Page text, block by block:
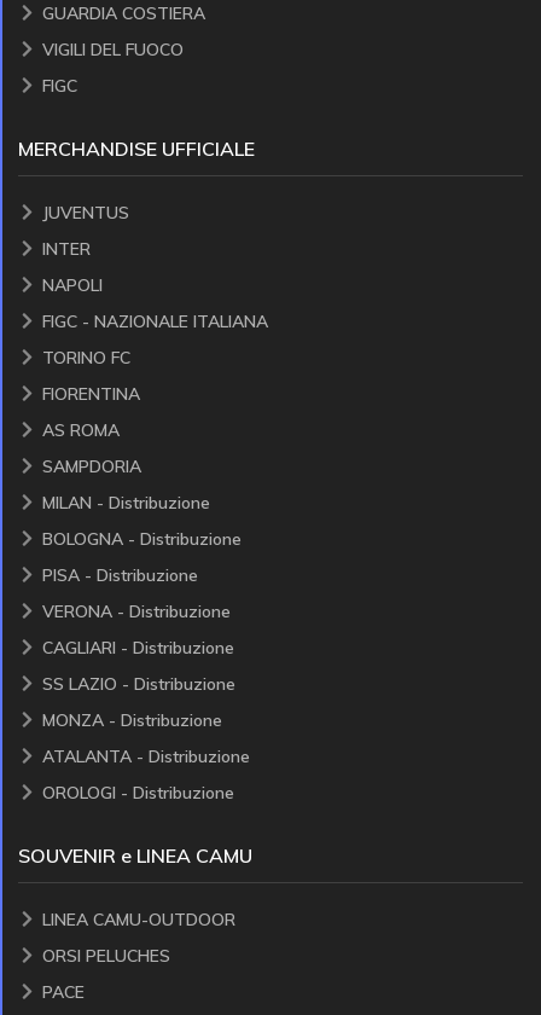
GUARDIA COSTIERA
VIGILI DEL FUOCO
FIGC
MERCHANDISE UFFICIALE
JUVENTUS
INTER
NAPOLI
FIGC - NAZIONALE ITALIANA
TORINO FC
FIORENTINA
AS ROMA
SAMPDORIA
MILAN - Distribuzione
BOLOGNA - Distribuzione
PISA - Distribuzione
VERONA - Distribuzione
CAGLIARI - Distribuzione
SS LAZIO - Distribuzione
MONZA - Distribuzione
ATALANTA - Distribuzione
OROLOGI - Distribuzione
SOUVENIR e LINEA CAMU
LINEA CAMU-OUTDOOR
ORSI PELUCHES
PACE